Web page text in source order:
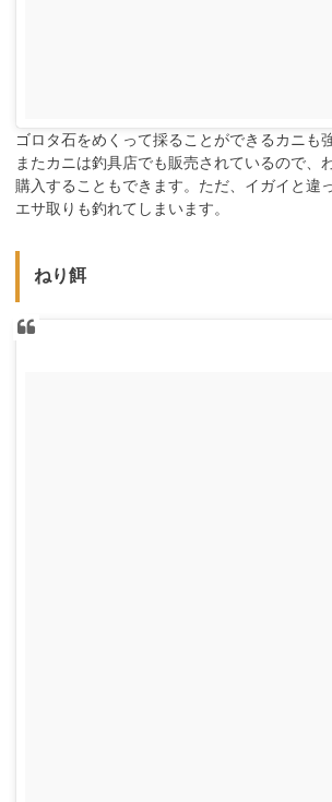
ゴロタ石をめくって採ることができるカニも
またカニは釣具店でも販売されているので、
購入することもできます。ただ、イガイと違
エサ取りも釣れてしまいます。
ねり餌